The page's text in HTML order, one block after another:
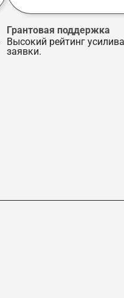
Грантовая поддержка
Высокий рейтинг
заявки.